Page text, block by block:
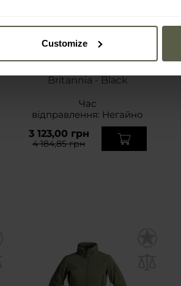
Customize
Britannia - Black
Час
відправлення: Негайно
3 123,00 грн
4 184,85 грн